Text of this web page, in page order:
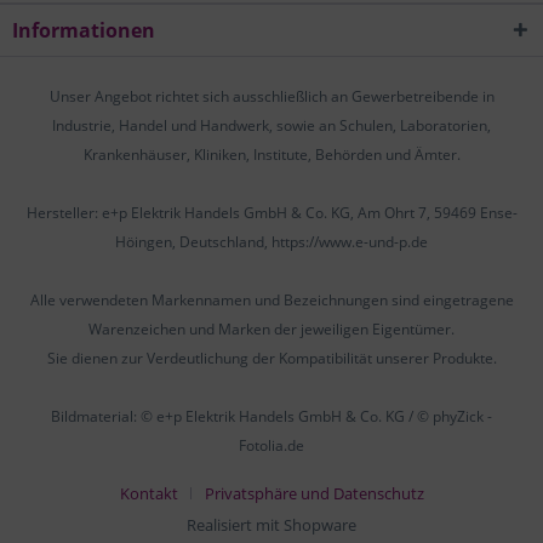
Informationen
Unser Angebot richtet sich ausschließlich an Gewerbetreibende in
Industrie, Handel und Handwerk, sowie an Schulen, Laboratorien,
Krankenhäuser, Kliniken, Institute, Behörden und Ämter.
Hersteller: e+p Elektrik Handels GmbH & Co. KG, Am Ohrt 7, 59469 Ense-
Höingen, Deutschland, https://www.e-und-p.de
Alle verwendeten Markennamen und Bezeichnungen sind eingetragene
Warenzeichen und Marken der jeweiligen Eigentümer.
Sie dienen zur Verdeutlichung der Kompatibilität unserer Produkte.
Bildmaterial: © e+p Elektrik Handels GmbH & Co. KG / © phyZick -
Fotolia.de
Kontakt
Privatsphäre und Datenschutz
Realisiert mit Shopware